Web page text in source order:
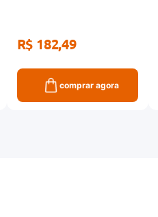
R$ 182,49
comprar agora